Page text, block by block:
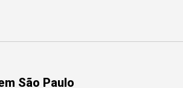
São Paulo